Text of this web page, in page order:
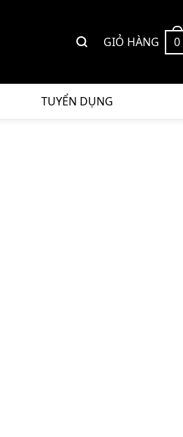
GIỎ HÀNG 0
TUYỂN DỤNG